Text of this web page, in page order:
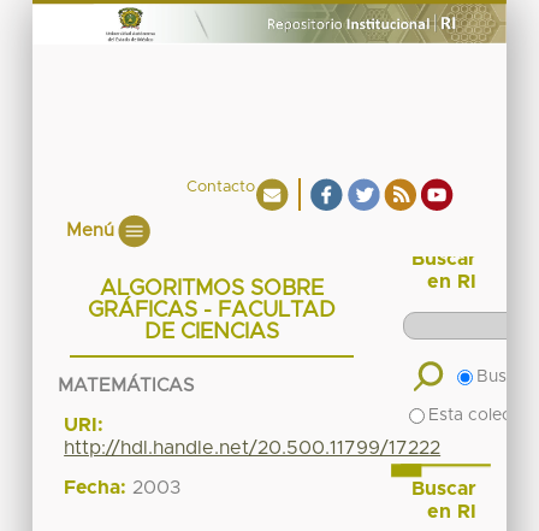
Contacto
Menú
ALGORITMOS SOBRE
GRÁFICAS - FACULTAD
DE CIENCIAS
MATEMÁTICAS
URI:
http://hdl.handle.net/20.500.11799/17222
Fecha: 2003
Buscar
en RI
Buscar
Esta
Buscar
en RI